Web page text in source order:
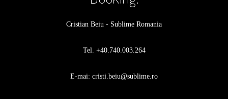
Cristian Beiu - Sublime Romania
Tel. +40.740.003.264
E-mai: cristi.beiu@sublime.ro